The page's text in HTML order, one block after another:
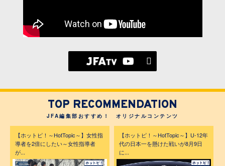
TOP RECOMMENDATION
JFA編集部おすすめ！ オリジナルコンテンツ
【ホットピ！～HotTopic～】女性指
導者を2倍にしたい～女性指導者
が...
【ホットピ！～HotTopic～】U-12年
代の日本一を懸けた戦いが8月9日
に...